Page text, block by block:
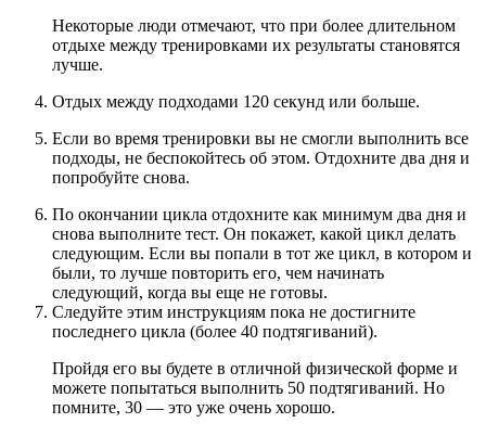
Некоторые люди отмечают, что при более длительном
отдыхе между тренировками их результаты становятся
лучше.
Отдых между подходами 120 секунд или больше.
Если во время тренировки вы не смогли выполнить все
подходы, не беспокойтесь об этом. Отдохните два дня и
попробуйте снова.
По окончании цикла отдохните как минимум два дня и
снова выполните тест. Он покажет, какой цикл делать
следующим. Если вы попали в тот же цикл, в котором и
были, то лучше повторить его, чем начинать
следующий, когда вы еще не готовы.
Следуйте этим инструкциям пока не достигните
последнего цикла (более 40 подтягиваний).
Пройдя его вы будете в отличной физической форме и
можете попытаться выполнить 50 подтягиваний. Но
помните, 30 — это уже очень хорошо.